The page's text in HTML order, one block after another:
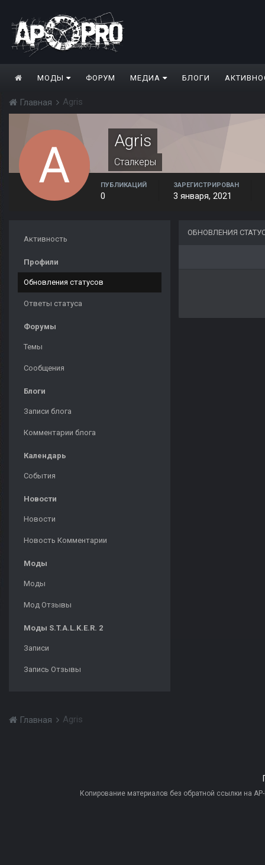
МОДЫ ФОРУМ МЕДИА БЛОГИ
Главная Agris
Agris
Сталкеры
ПУБЛИКАЦИЙ
0
ЗАРЕГИСТРИРОВАН
3 января, 2021
Активность
Профили
Обновления статусов
Ответы статуса
Форумы
Темы
Сообщения
Блоги
Записи блога
Комментарии блога
Календарь
События
Новости
Новости
Новость Комментарии
Моды
Моды
Мод Отзывы
Моды S.T.A.L.K.E.R. 2
Записи
Запись Отзывы
ОБНОВЛЕНИЯ
Главная Agris
Копирование материалов без обратной ссылки на